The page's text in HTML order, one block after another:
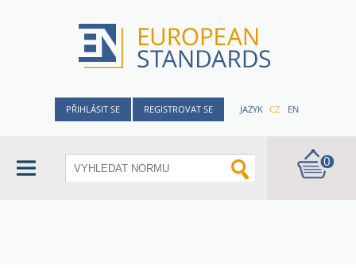
PŘIHLÁSIT SE REGISTROVAT SE JAZYK CZ EN
0